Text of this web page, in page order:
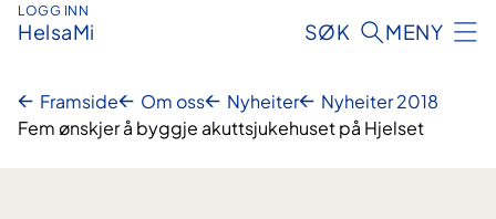
LOGG INN
HelsaMi SØK MENY
Framside Om oss Nyheiter
Nyheiter 2018
Fem ønskjer å byggje akuttsjukehuset på Hjelset